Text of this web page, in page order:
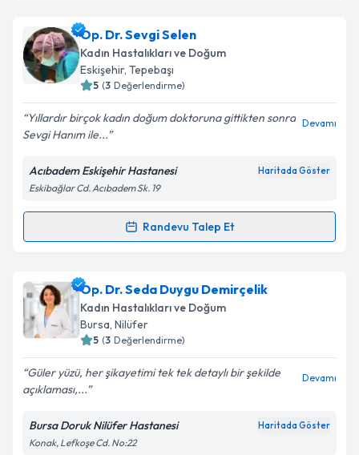
Op. Dr. Sevgi Selen
Kadın Hastalıkları ve Doğum
Eskişehir, Tepebaşı
5 (3 Değerlendirme)
Yıllardır birçok kadın doğum doktoruna gittikten sonra
Sevgi Hanım ile...
Devamı
Acıbadem Eskişehir Hastanesi Haritada Göster
Eskibağlar Cd. Acıbadem Sk. 19
Randevu Talep Et
Randevu Takvimi Talebi
Op. Dr. Sevgi Seleniçin randevu takvimi talebi
oluşturun. Size bu uzmandan randevu almanız için bir
takvim hazırlandığında e-posta ile bilgilendireceğiz.
Kişisel verilerimin işlenmesine ilişkin
Aydınlatma
Metni'ni okudum ve kişisel verilerimin belirtilen
Op. Dr. Seda Duygu Demirçelik
Kadın Hastalıkları ve Doğum
Bursa, Nilüfer
5 (3 Değerlendirme)
Güler yüzü, her şikayetimi tek tek detaylı bir şekilde
açıklaması,...
Devamı
Bursa Doruk Nilüfer Hastanesi Haritada Göster
Konak, Lefkoşe Cd. No:22